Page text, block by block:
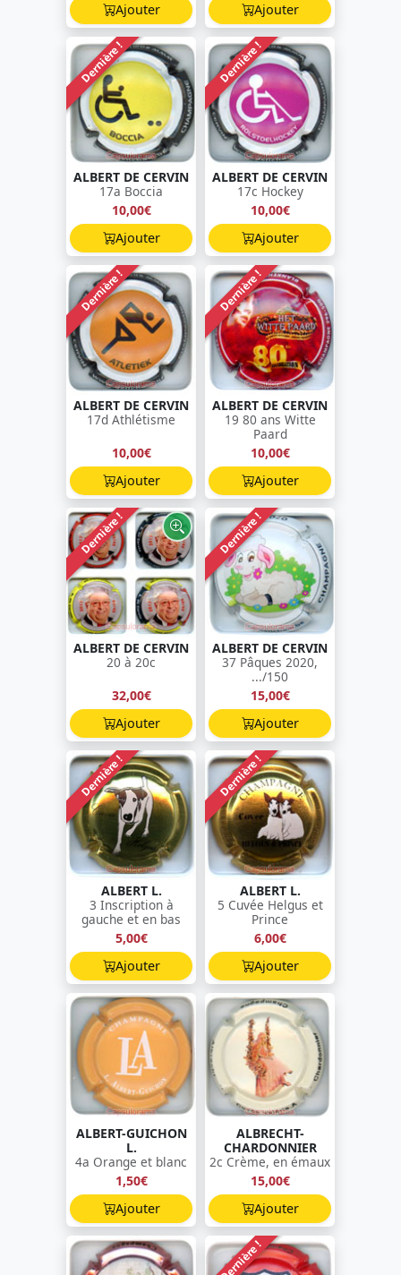
Ajouter
Ajouter
Dernière !
ALBERT DE CERVIN
17a Boccia
10,00€
Ajouter
Dernière !
ALBERT DE CERVIN
17c Hockey
10,00€
Ajouter
Dernière !
ALBERT DE CERVIN
17d Athlétisme
10,00€
Ajouter
Dernière !
ALBERT DE CERVIN
19 80 ans Witte
Paard
10,00€
Ajouter
Dernière !
ALBERT DE CERVIN
20 à 20c
32,00€
Ajouter
Dernière !
ALBERT DE CERVIN
37 Pâques 2020,
.../150
15,00€
Ajouter
Dernière !
ALBERT L.
3 Inscription à
gauche et en bas
5,00€
Ajouter
Dernière !
ALBERT L.
5 Cuvée Helgus et
Prince
6,00€
Ajouter
ALBERT-GUICHON
L.
4a Orange et blanc
1,50€
Ajouter
ALBRECHT-
CHARDONNIER
2c Crème, en émaux
15,00€
Ajouter
Dernière !